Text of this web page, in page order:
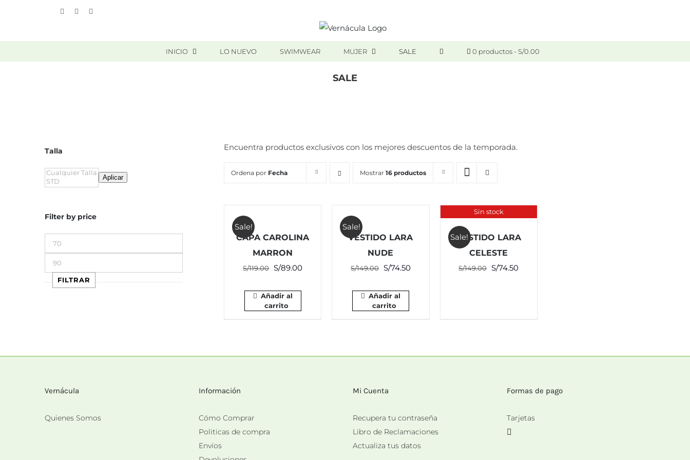
Vimeo Facebook
INICIO LO NUEVO SWIMWEAR MUJER SALE 0 productos S/0.00
SALE
Encuentra productos exclusivos con los mejores descuentos de la temporada.
Ordena por Fecha Mostrar16 productos
Sale!
CAPA CAROLINA
MARRON
S/119.00 El
original
era:
S/89.00El
Añadir al
carrito
Sale!
VESTIDO LARA
NUDE
S/149.00 El
original
era:
S/74.50El
Añadir al
carrito
Sin stock
Sale!
VESTIDO LARA
CELESTE
S/149.00 El
S/74.50El
Talla
Aplicar
Filter by price
Precio
mínimo
Precio
máximo
FILTRAR
Vernácula
Quienes Somos
Información
Cómo Comprar
Politicas de compra
Envíos
Mi Cuenta
Recupera tu contraseña
Libro de Reclamaciones
Actualiza tus datos
Formas de pago
Tarjetas